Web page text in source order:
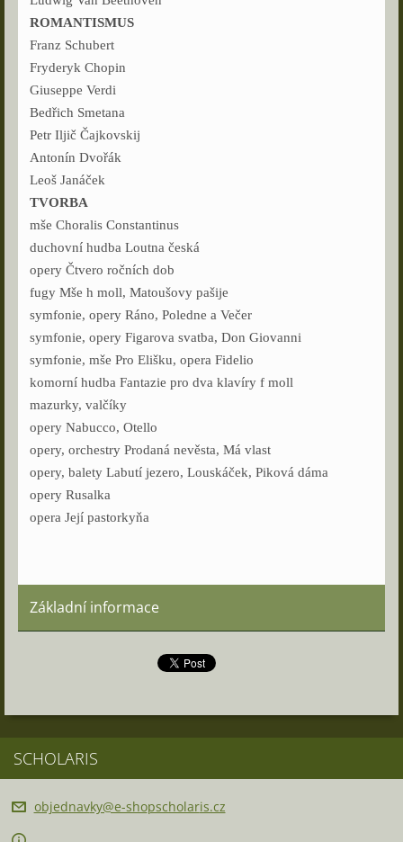
ROMANTISMUS
Franz Schubert
Fryderyk Chopin
Giuseppe Verdi
Bedřich Smetana
Petr Iljič Čajkovskij
Antonín Dvořák
Leoš Janáček
TVORBA
mše Choralis Constantinus
duchovní hudba Loutna česká
opery Čtvero ročních dob
fugy Mše h moll, Matoušovy pašije
symfonie, opery Ráno, Poledne a Večer
symfonie, opery Figarova svatba, Don Giovanni
symfonie, mše Pro Elišku, opera Fidelio
komorní hudba Fantazie pro dva klavíry f moll
mazurky, valčíky
opery Nabucco, Otello
opery, orchestry Prodaná nevěsta, Má vlast
opery, balety Labutí jezero, Louskáček, Piková dáma
opery Rusalka
opera Její pastorkyňa
Základní informace
SCHOLARIS
objednavky@e-shopscholaris.cz